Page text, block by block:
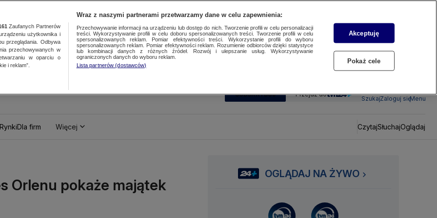
SUBSKRYBUJ Przejdź do
SzukajZaloguj sięMenu
RynkiDla firm Więcej CzytajSłuchajOglądaj
Orlenu pokaże majątek
OGLĄDAJ NA ŻYWO
Zaufanych Partnerów
użytkownika i
przeglądania. Odbywa
przechowywanych w
w oparciu o
i reklam”.
Wraz z naszymi partnerami przetwarzamy dane w celu zapewnienia:
Przechowywanie informacji na urządzeniu lub dostęp do nich. Tworzenie profili w celu personalizacji
treści. Wykorzystywanie profili w celu doboru spersonalizowanych treści. Tworzenie profili w celu
spersonalizowanych reklam. Pomiar efektywności treści. Wykorzystanie profili do wyboru
spersonalizowanych reklam. Pomiar efektywności reklam. Rozumienie odbiorców dzięki statystyce
lub kombinacji danych z różnych źródeł. Rozwój i ulepszanie usług. Wykorzystywanie
ograniczonych danych do wyboru reklam.
Lista partnerów (dostawców)
Akceptuję
Pokaż cele